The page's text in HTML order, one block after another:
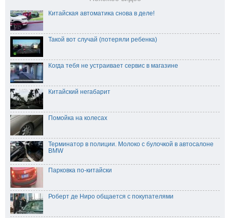
Китайская автоматика снова в деле!
Такой вот случай (потеряли ребенка)
Когда тебя не устраивает сервис в магазине
Китайский негабарит
Помойка на колесах
Терминатор в полиции. Молоко с булочкой в автосалоне
BMW
Парковка по-китайски
Роберт де Ниро общается с покупателями